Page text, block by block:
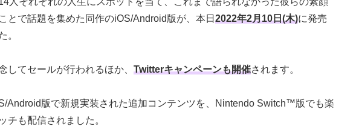
とで話題を集めた同作のiOS/Android版が、本日 2022年2月10日(木)に発売
。
してセールが行われるほか、 Twitterキャンペーンも開催されます。
Android版で新規実装された追加コンテンツを、Nintendo Switch™版でも楽
チも配信されました。